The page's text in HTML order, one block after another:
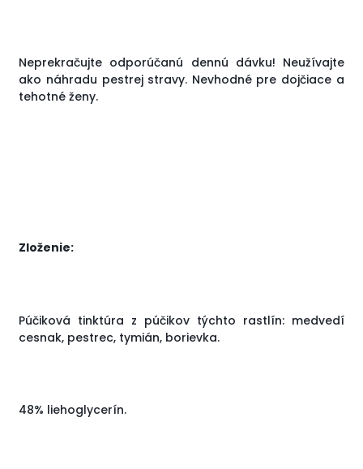
Neprekračujte odporúčanú dennú dávku! Neužívajte
ako náhradu pestrej stravy. Nevhodné pre dojčiace a
tehotné ženy.
Zloženie:
Púčiková tinktúra z púčikov týchto rastlín: medvedí
cesnak, pestrec, tymián, borievka.
48% liehoglycerín.